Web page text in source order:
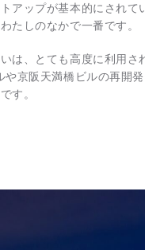
アップが基本的にされて
たしのなかで一番です。
は、とても高度に利用さ
や京阪天満橋ビルの再開
す。